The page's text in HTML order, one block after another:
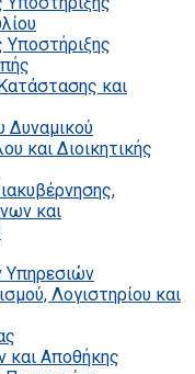
Υποστήριξης
και
Δυναμικού
και Διοικητικής
και
Υπηρεσιών
Λογιστηρίου και
και Αποθήκης